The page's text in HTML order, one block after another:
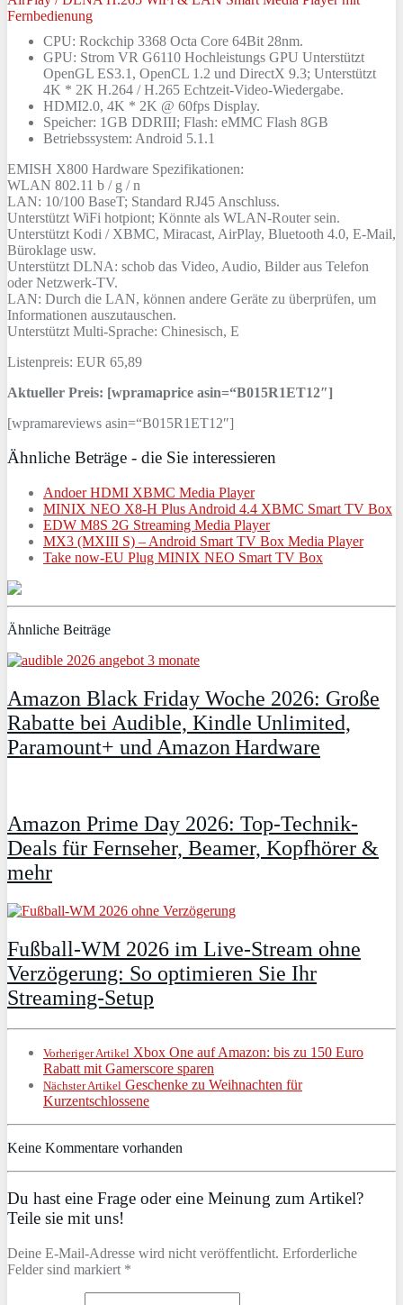
CPU: Rockchip 3368 Octa Core 64Bit 28nm.
GPU: Strom VR G6110 Hochleistungs GPU Unterstützt
OpenGL ES3.1, OpenCL 1.2 und DirectX 9.3; Unterstützt
4K * 2K H.264 / H.265 Echtzeit-Video-Wiedergabe.
HDMI2.0, 4K * 2K @ 60fps Display.
Speicher: 1GB DDRIII; Flash: eMMC Flash 8GB
Betriebssystem: Android 5.1.1
EMISH X800 Hardware Spezifikationen:
WLAN 802.11 b / g / n
LAN: 10/100 BaseT; Standard RJ45 Anschluss.
Unterstützt WiFi hotpiont; Könnte als WLAN-Router sein.
Unterstützt Kodi / XBMC, Miracast, AirPlay, Bluetooth 4.0, E-Mail,
Büroklage usw.
Unterstützt DLNA: schob das Video, Audio, Bilder aus Telefon
oder Netzwerk-TV.
LAN: Durch die LAN, können andere Geräte zu überprüfen, um
Informationen auszutauschen.
Unterstützt Multi-Sprache: Chinesisch, E
Listenpreis: EUR 65,89
Aktueller Preis: [wpramaprice asin=“B015R1ET12″]
[wpramareviews asin=“B015R1ET12″]
Ähnliche Beträge - die Sie interessieren
Andoer HDMI XBMC Media Player
MINIX NEO X8-H Plus Android 4.4 XBMC Smart TV Box
EDW M8S 2G Streaming Media Player
MX3 (MXIII S) – Android Smart TV Box Media Player
Take now-EU Plug MINIX NEO Smart TV Box
Ähnliche Beiträge
Amazon Black Friday Woche 2026: Große
Rabatte bei Audible, Kindle Unlimited,
Paramount+ und Amazon Hardware
Amazon Prime Day 2026: Top-Technik-
Deals für Fernseher, Beamer, Kopfhörer &
mehr
Fußball-WM 2026 im Live-Stream ohne
Verzögerung: So optimieren Sie Ihr
Streaming-Setup
Vorheriger Artikel Xbox One auf Amazon: bis zu 150 Euro
Rabatt mit Gamerscore sparen
Nächster Artikel Geschenke zu Weihnachten für
Kurzentschlossene
Keine Kommentare vorhanden
Du hast eine Frage oder eine Meinung zum Artikel?
Teile sie mit uns!
Deine E-Mail-Adresse wird nicht veröffentlicht. Erforderliche
Felder sind markiert *